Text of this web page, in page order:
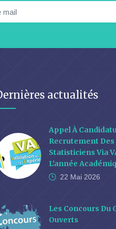
actualités
Appel À
Recrutement Des
Statisticiens Via
L'année
22 Mai 2026
Les Concours Du
Ouverts